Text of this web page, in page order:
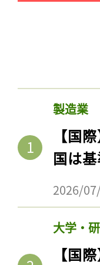
製造業
【国
国は
2026/
大学・
【国